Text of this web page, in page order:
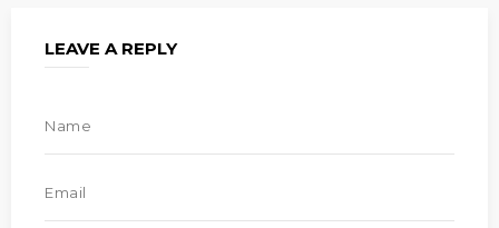
LEAVE A REPLY